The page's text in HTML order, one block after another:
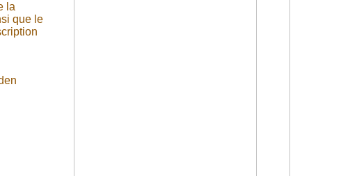
la
que le